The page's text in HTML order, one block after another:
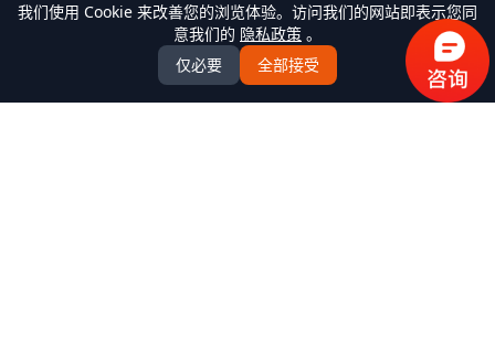
我们使用 Cookie 来改善您的浏览体验。访问我们的网站即表示您同
意我们的 隐私政策 。
仅必要
全部接受